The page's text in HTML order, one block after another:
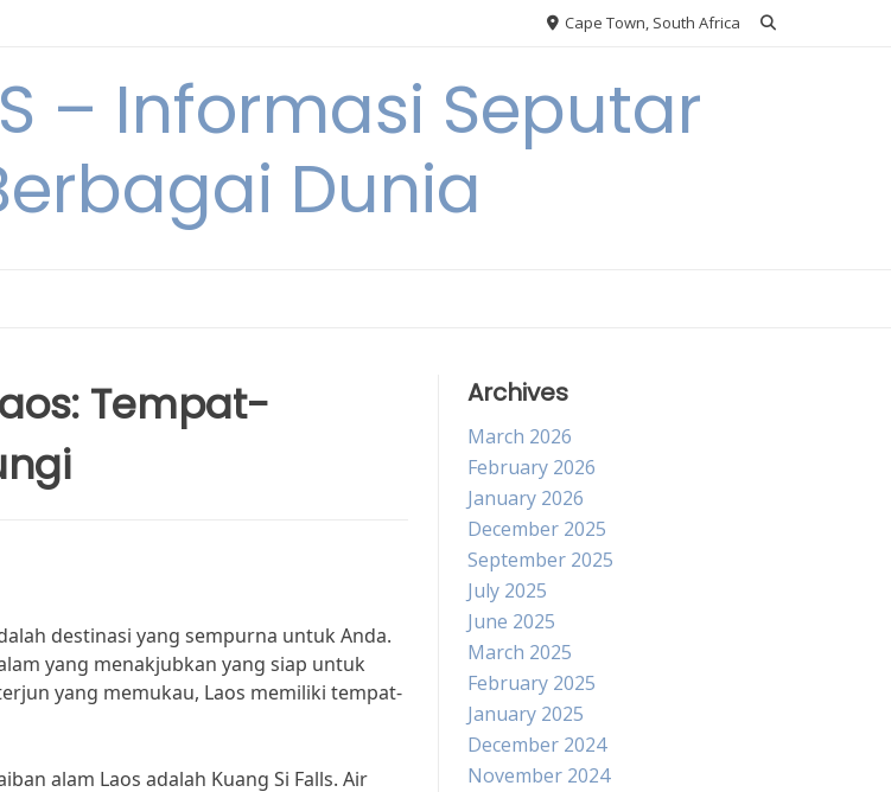
Cape Town, South Africa
– Informasi Seputar
Dunia
Tempat-
destinasi yang sempurna untuk Anda.
yang menakjubkan yang siap untuk
yang memukau, Laos memiliki tempat-
alam Laos adalah Kuang Si Falls. Air
Archives
March 2026
February 2026
January 2026
December 2025
September 2025
July 2025
June 2025
March 2025
February 2025
January 2025
December 2024
November 2024